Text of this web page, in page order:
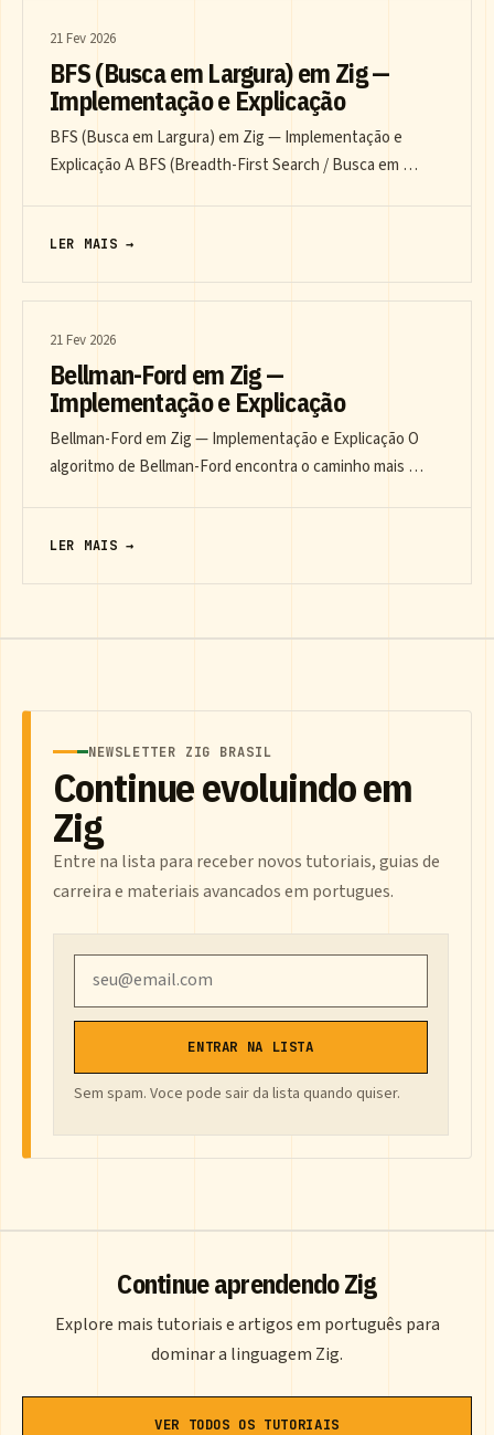
21 Fev 2026
BFS (Busca em Largura) em Zig —
Implementação e Explicação
BFS (Busca em Largura) em Zig — Implementação e
Explicação A BFS (Breadth-First Search / Busca em …
LER MAIS →
21 Fev 2026
Bellman-Ford em Zig —
Implementação e Explicação
Bellman-Ford em Zig — Implementação e Explicação O
algoritmo de Bellman-Ford encontra o caminho mais …
LER MAIS →
NEWSLETTER ZIG BRASIL
Continue evoluindo em
Zig
Entre na lista para receber novos tutoriais, guias de
carreira e materiais avancados em portugues.
ENTRAR NA LISTA
Sem spam. Voce pode sair da lista quando quiser.
Continue aprendendo Zig
Explore mais tutoriais e artigos em português para
dominar a linguagem Zig.
VER TODOS OS TUTORIAIS